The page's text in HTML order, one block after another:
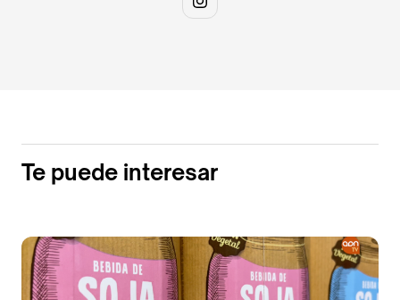
Te puede interesar